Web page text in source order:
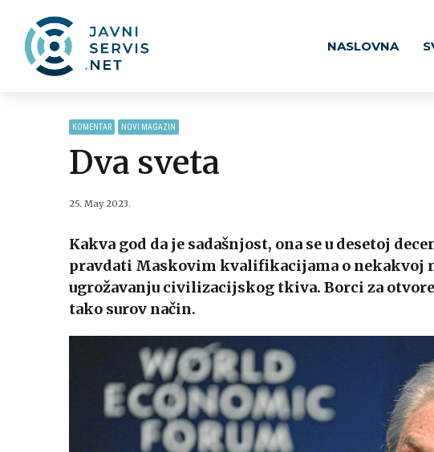
NASLOVNA
KOMENTAR NOVI MAGAZIN
Dva sveta
25. May 2023.
Kakva god da je sadašnjost, ona se u desetoj
pravdati Maskovim kvalifikacijama o nekakvoj
ugrožavanju civilizacijskog tkiva. Borci za
tako surov način.